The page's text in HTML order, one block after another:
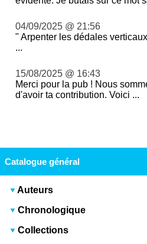
04/09/2025 @ 21:56
" Arpenter les dédales
...
15/08/2025 @ 16:43
Merci pour la pub ! Nous
d'avoir ta contribution. Voici ...
Catalogue général
Auteurs
Chronologique
Collections